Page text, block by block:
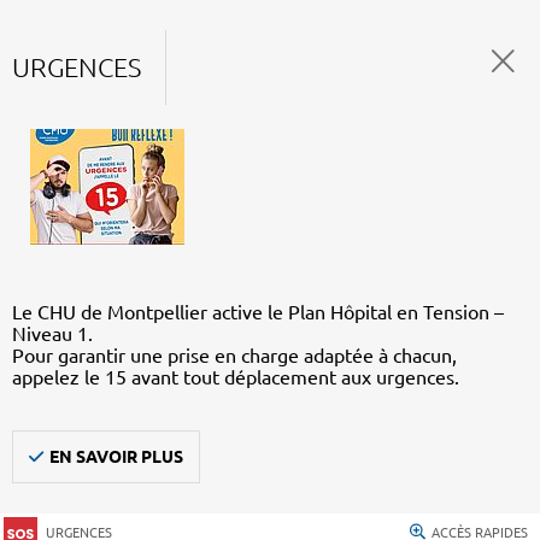
URGENCES
Le CHU de Montpellier active le Plan Hôpital en Tension –
Niveau 1.
Pour garantir une prise en charge adaptée à chacun,
appelez le 15 avant tout déplacement aux urgences.
EN SAVOIR PLUS
URGENCES ACCÈS RAPIDES